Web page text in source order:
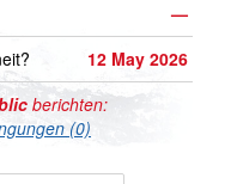
—
12 May 2026
berichten:
(0)